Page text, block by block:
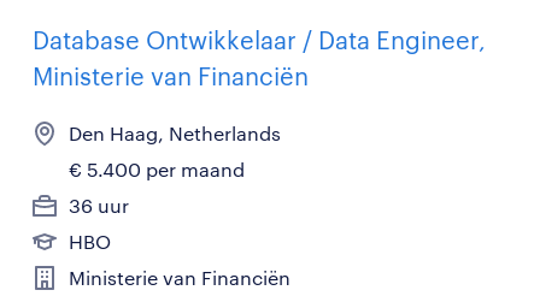
Database Ontwikkelaar / Data Engineer,
Ministerie van Financiën
Den Haag, Netherlands
€ 5.400 per maand
36 uur
HBO
Ministerie van Financiën